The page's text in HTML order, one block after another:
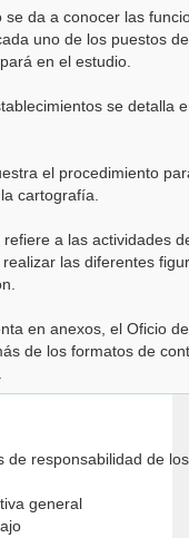
se da a conocer las
uno de los puestos
en el estudio.
se detalla
el procedimiento
cartografía.
a las actividades
las diferentes
en anexos, el Oficio
de los formatos de
de responsabilidad de
general